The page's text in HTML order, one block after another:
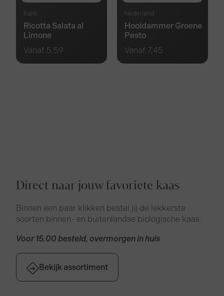
Italië
Ricotta Salata al
Limone
Vanaf 5,59
Nederland
Hooidammer Groene
Pesto
Vanaf 7,45
Direct naar jouw favoriete kaas
Binnen een paar klikken bestel jij de lekkerste
soorten binnen- en buitenlandse biologische kaas.
Voor 15.00 besteld, overmorgen in huis
Bekijk assortiment